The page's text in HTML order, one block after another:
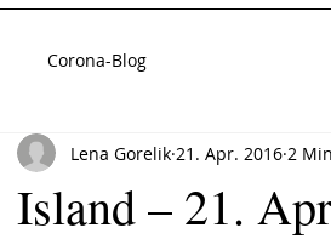
Corona-Blog
Island – 21.
Lena Gorelik 21. Apr. 2016 2